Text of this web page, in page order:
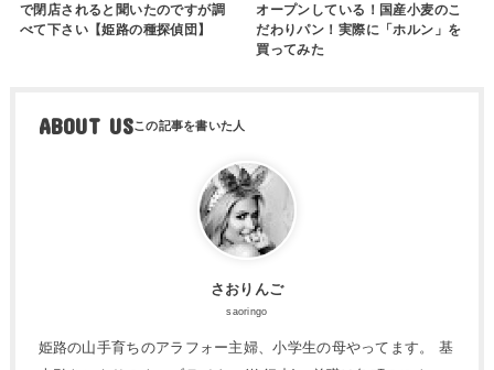
で閉店されると聞いたのですが調
べて下さい【姫路の種探偵団】
オープンしている！国産小麦のこ
だわりパン！実際に「ホルン」を
買ってみた
ABOUT US
さおりんご
saoringo
姫路の山手育ちのアラフォー主婦、小学生の母やってます。 基